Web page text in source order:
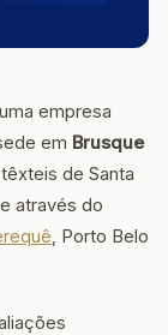
empresa
em Brusque
de Santa
através do
, Porto Belo